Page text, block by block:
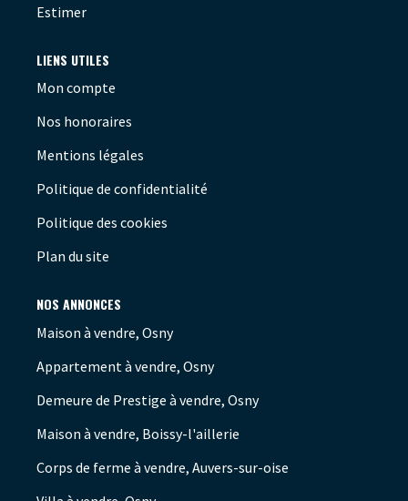
Estimer
LIENS UTILES
Mon compte
Nos honoraires
Mentions légales
Politique de confidentialité
Politique des cookies
Plan du site
NOS ANNONCES
Maison à vendre, Osny
Appartement à vendre, Osny
Demeure de Prestige à vendre, Osny
Maison à vendre, Boissy-l'aillerie
Corps de ferme à vendre, Auvers-sur-oise